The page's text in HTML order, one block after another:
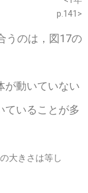
p.141>
うのは，図17の
動いていない
ていることが多
きさは等し